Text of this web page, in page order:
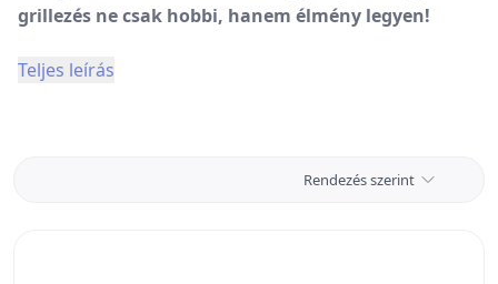
grillezés ne csak hobbi, hanem élmény legyen!
Teljes leírás
Rendezés szerint